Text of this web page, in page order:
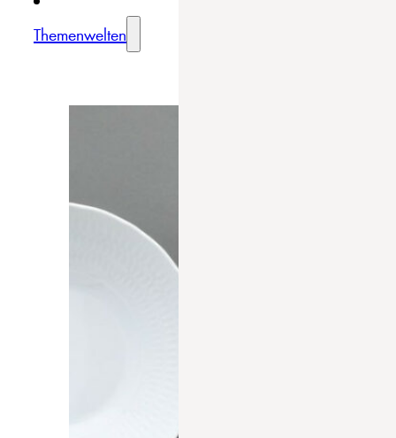
Themenwelten